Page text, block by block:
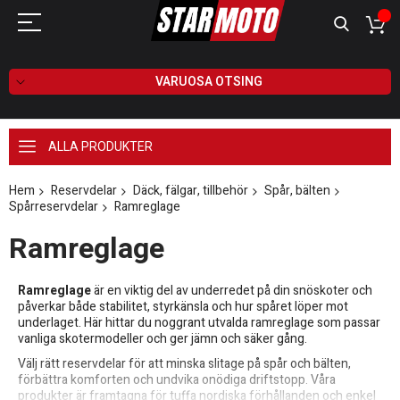
VARUOSA OTSING
ALLA PRODUKTER
Hem Reservdelar Däck, fälgar, tillbehör
Spår, bälten
Spårreservdelar
Ramreglage
Ramreglage
Ramreglageär en viktig del av underredet på din snöskoter och
påverkar både stabilitet, styrkänsla och hur spåret löper mot
underlaget. Här hittar du noggrant utvalda ramreglage som passar
vanliga skotermodeller och ger jämn och säker gång.
Välj rätt reservdelar för att minska slitage på spår och bälten,
förbättra komforten och undvika onödiga driftstopp. Våra
produkter är framtagna för tuffa nordiska förhållanden och enkel